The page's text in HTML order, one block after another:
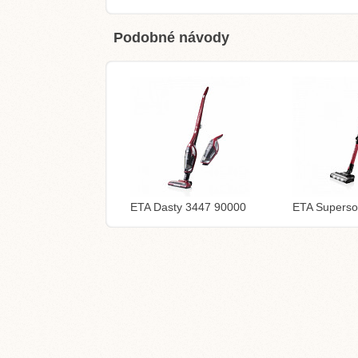
Podobné návody
ETA Dasty 3447 90000 ETA